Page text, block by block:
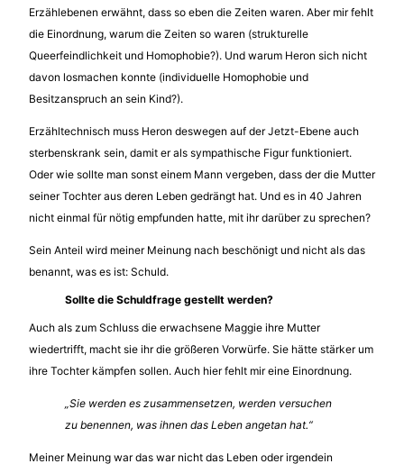
Erzählebenen erwähnt, dass so eben die Zeiten waren. Aber mir fehlt
die Einordnung, warum die Zeiten so waren (strukturelle
Queerfeindlichkeit und Homophobie?). Und warum Heron sich nicht
davon losmachen konnte (individuelle Homophobie und
Besitzanspruch an sein Kind?).
Erzähltechnisch muss Heron deswegen auf der Jetzt-Ebene auch
sterbenskrank sein, damit er als sympathische Figur funktioniert.
Oder wie sollte man sonst einem Mann vergeben, dass der die Mutter
seiner Tochter aus deren Leben gedrängt hat. Und es in 40 Jahren
nicht einmal für nötig empfunden hatte, mit ihr darüber zu sprechen?
Sein Anteil wird meiner Meinung nach beschönigt und nicht als das
benannt, was es ist: Schuld.
Sollte die Schuldfrage gestellt werden?
Auch als zum Schluss die erwachsene Maggie ihre Mutter
wiedertrifft, macht sie ihr die größeren Vorwürfe. Sie hätte stärker um
ihre Tochter kämpfen sollen. Auch hier fehlt mir eine Einordnung.
„Sie werden es zusammensetzen, werden versuchen
zu benennen, was ihnen das Leben angetan hat.“
Meiner Meinung war das war nicht das Leben oder irgendein